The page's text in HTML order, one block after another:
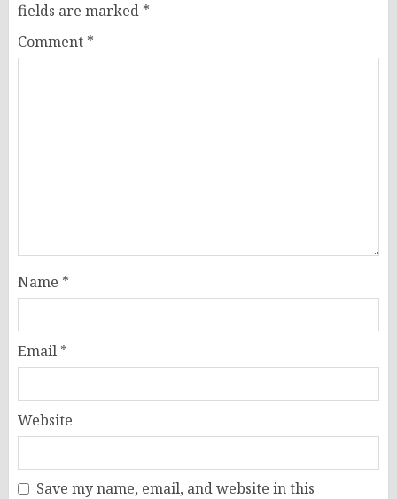
fields are marked *
Comment *
Name *
Email *
Website
Save my name, email, and website in this